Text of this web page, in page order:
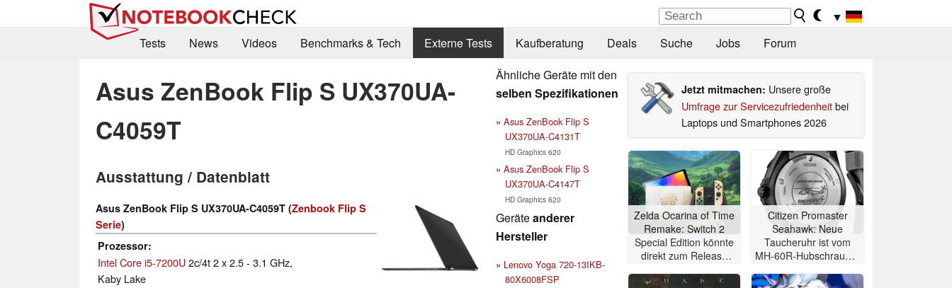
▼
Tests
News Videos Benchmarks & Tech Externe Tests Kaufberatung Deals Suche Jobs Forum
Asus ZenBook Flip S UX370UA-
C4059T
Ausstattung / Datenblatt
Asus ZenBook Flip S UX370UA-C4059T (Zenbook Flip S
Serie)
Prozessor
Intel Core i5-7200U2c/4t 2 x 2.5 - 3.1 GHz,
Kaby Lake
Ähnliche Geräte mit den
selben Spezifikationen
Asus ZenBook Flip S
UX370UA-C4131T
HD Graphics 620
Asus ZenBook Flip S
UX370UA-C4147T
HD Graphics 620
Geräteanderer
Hersteller
Lenovo Yoga 720-13IKB-
80X6008FSP
Jetzt mitmachen: Unsere große
Umfrage zur Servicezufriedenheitbei
Laptops und Smartphones 2026
Zelda Ocarina of Time
Remake: Switch 2
Special Edition könnte
direkt zum Release
Citizen Promaster
Seahawk: Neue
Taucheruhr ist vom
MH-60R-Hubschrauber